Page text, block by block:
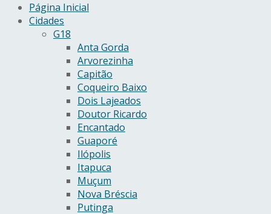
Página Inicial
Cidades
G18
Anta Gorda
Arvorezinha
Capitão
Coqueiro Baixo
Dois Lajeados
Doutor Ricardo
Encantado
Guaporé
Ilópolis
Itapuca
Muçum
Nova Bréscia
Putinga